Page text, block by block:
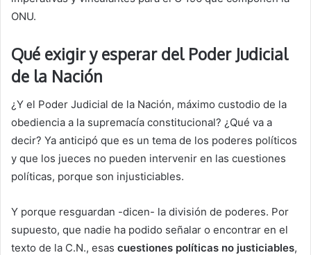
ONU.
Qué exigir y esperar del Poder Judicial
de la Nación
¿Y el Poder Judicial de la Nación, máximo custodio de la
obediencia a la supremacía constitucional? ¿Qué va a
decir? Ya anticipó que es un tema de los poderes políticos
y que los jueces no pueden intervenir en las cuestiones
políticas, porque son injusticiables.
Y porque resguardan -dicen- la división de poderes. Por
supuesto, que nadie ha podido señalar o encontrar en el
texto de la C.N., esas cuestiones políticas no justiciables,